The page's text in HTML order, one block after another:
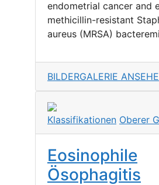
endometrial cancer and
methicillin-resistant
aureus (MRSA)
BILDERGALERIE
Klassifikationen Oberer
Eosinophile
Ösophagitis